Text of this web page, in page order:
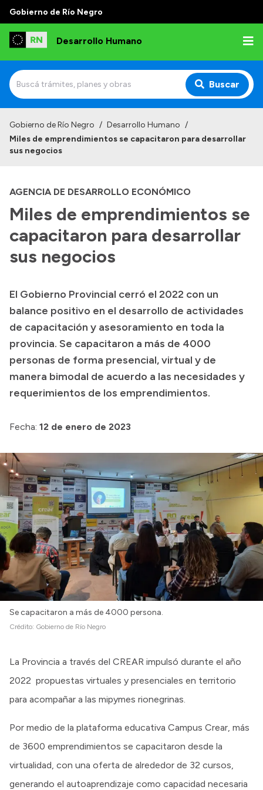
Gobierno de Río Negro
Desarrollo Humano
Buscar
Institucional
Autoridades
Delegaciones
Normativa
Presupuesto
Boletín Oficial
Compras y licitaciones
Consulta de expedientes
Consulta de pago a proveedores
Convocatorias
Gobierno de Río Negro / Desarrollo Humano /
Miles de emprendimientos se capacitaron para desarrollar
sus negocios
AGENCIA DE DESARROLLO ECONÓMICO
Miles de emprendimientos se
capacitaron para desarrollar
sus negocios
El Gobierno Provincial cerró el 2022 con un
balance positivo en el desarrollo de actividades
de capacitación y asesoramiento en toda la
provincia. Se capacitaron a más de 4000
personas de forma presencial, virtual y de
manera bimodal de acuerdo a las necesidades y
requerimientos de los emprendimientos.
Fecha: 12 de enero de 2023
Se capacitaron a más de 4000 persona.
Crédito: Gobierno de Río Negro
La Provincia a través del CREAR impulsó durante el año
2022 propuestas virtuales y presenciales en territorio
para acompañar a las mipymes rionegrinas.
Por medio de la plataforma educativa Campus Crear, más
de 3600 emprendimientos se capacitaron desde la
virtualidad, con una oferta de alrededor de 32 cursos,
generando el autoaprendizaje como capacidad necesaria